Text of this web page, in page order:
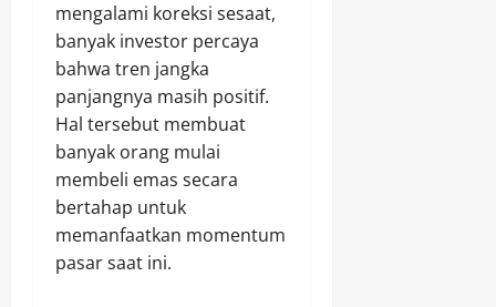
mengalami koreksi sesaat,
banyak investor percaya
bahwa tren jangka
panjangnya masih positif.
Hal tersebut membuat
banyak orang mulai
membeli emas secara
bertahap untuk
memanfaatkan momentum
pasar saat ini.